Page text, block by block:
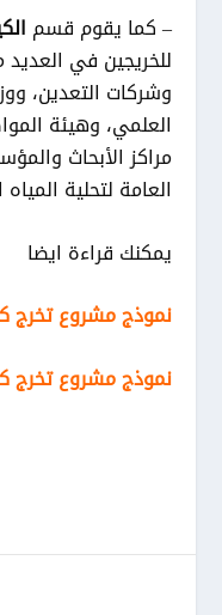
– كما يقوم قسم
للخريجين في
وشركات التعدين،
العلمي، وهيئة
مراكز الأبحاث
العامة لتحلية المياه
يمكنك قراءة ايضا
نموذج مشروع تخرج
نموذج مشروع تخرج